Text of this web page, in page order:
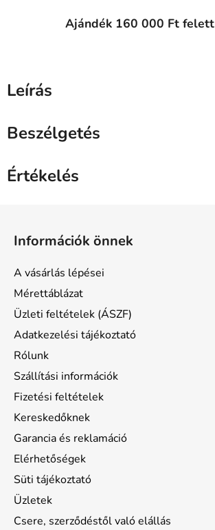
Ajándék 160 000 Ft felett
Leírás
Beszélgetés
Értékelés
Információk önnek
A vásárlás lépései
Mérettáblázat
Üzleti feltételek (ÁSZF)
Adatkezelési tájékoztató
Rólunk
Szállítási információk
Fizetési feltételek
Kereskedőknek
Garancia és reklamáció
Elérhetőségek
Süti tájékoztató
Üzletek
Csere, szerződéstől való elállás